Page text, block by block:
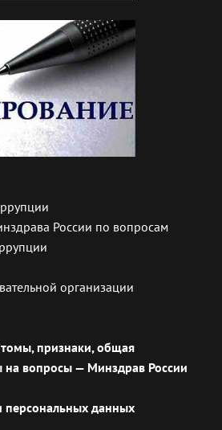
России по вопросам
организации
признаки, общая
на вопросы — Минздрав России
персональных данных